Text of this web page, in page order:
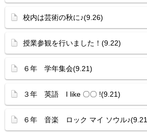
校内は芸術の秋に♪(9.26)
授業参観を行いました！(9.22)
６年 学年集会(9.21)
３年 英語 I like 〇〇 !(9.21)
６年 音楽 ロック マイ ソウル